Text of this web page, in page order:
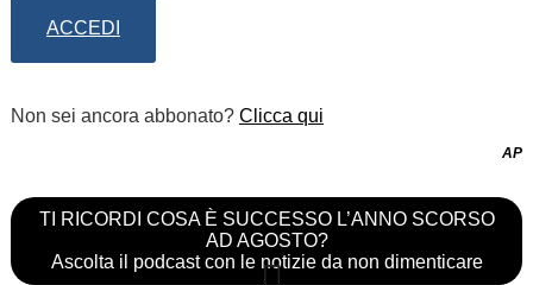
ACCEDI
Non sei ancora abbonato? Clicca qui
AP
TI RICORDI COSA È SUCCESSO L’ANNO SCORSO
AD AGOSTO?
Ascolta il podcast con le notizie da non dimenticare